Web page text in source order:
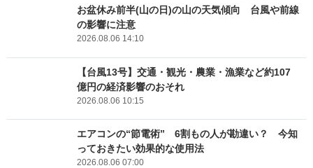
お盆休み前半(山の日)の山の天気傾向 台風や前線
の影響に注意
2026.08.06 14:10
【台風13号】交通・観光・農業・漁業など約107
億円の経済影響のおそれ
2026.08.06 10:15
エアコンの“節電術” 6割もの人が勘違い？ 今知
っておきたい効果的な使用法
2026.08.06 07:00